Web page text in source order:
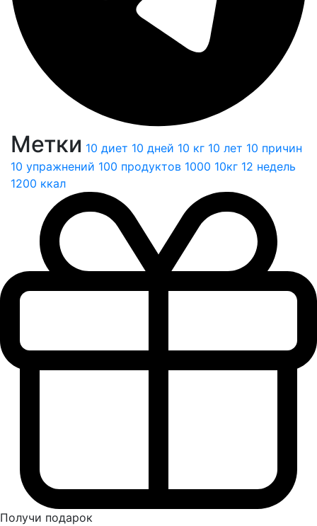
Метки 10 диет 10 дней 10 кг 10 лет 10 причин
10 упражнений 100 продуктов 1000 10кг 12 недель
1200 ккал
Получи подарок